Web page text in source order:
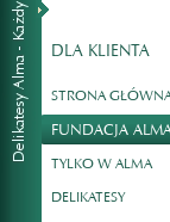
DLA KLIENTA
STRONA
FUNDACJA
TYLKO W ALMA
DELIKATESY